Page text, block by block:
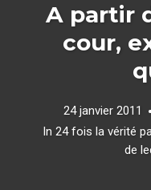
A partir
cour,
24 janvier 2011
In 24 fois la vérité
de